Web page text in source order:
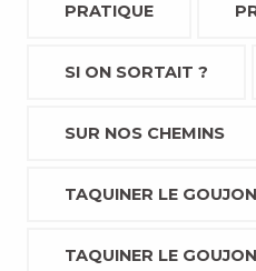
PRATIQUE
SI ON SORTAIT ?
SUR NOS CHEMINS
TAQUINER LE GOUJON
TAQUINER LE GOUJON